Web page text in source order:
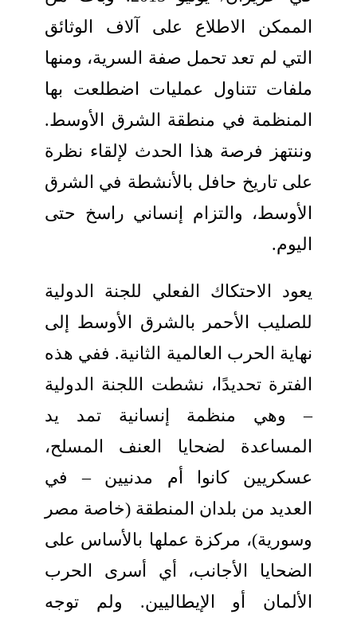
الممكن الاطلاع على آلاف الوثائق
التي لم تعد تحمل صفة السرية، ومنها
ملفات تتناول عمليات اضطلعت بها
المنظمة في منطقة الشرق الأوسط.
وننتهز فرصة هذا الحدث لإلقاء نظرة
على تاريخ حافل بالأنشطة في الشرق
الأوسط، والتزام إنساني راسخ حتى
اليوم.
يعود الاحتكاك الفعلي للجنة الدولية
للصليب الأحمر بالشرق الأوسط إلى
نهاية الحرب العالمية الثانية. ففي هذه
الفترة تحديدًا، نشطت اللجنة الدولية
– وهي منظمة إنسانية تمد يد
المساعدة لضحايا العنف المسلح،
عسكريين كانوا أم مدنيين – في
العديد من بلدان المنطقة (خاصة مصر
وسورية)، مركزة عملها بالأساس على
الضحايا الأجانب، أي أسرى الحرب
الألمان أو الإيطاليين. ولم توجه